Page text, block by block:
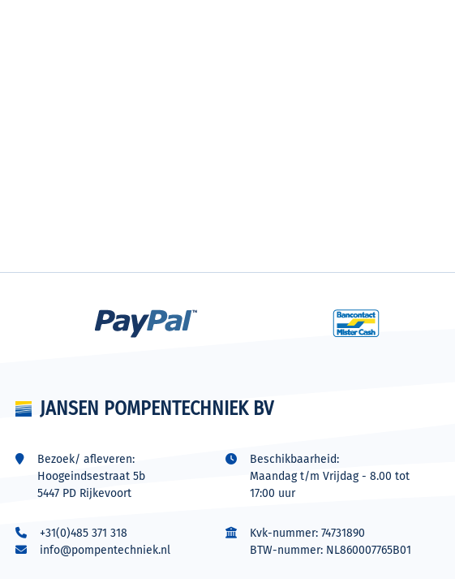
JANSEN POMPENTECHNIEK BV
Bezoek/ afleveren:
Hoogeindsestraat 5b
5447 PD Rijkevoort
Beschikbaarheid:
Maandag t/m Vrijdag - 8.00 tot
17:00 uur
+31(0)485 371 318
info@pompentechniek.nl
Kvk-nummer: 74731890
BTW-nummer: NL860007765B01